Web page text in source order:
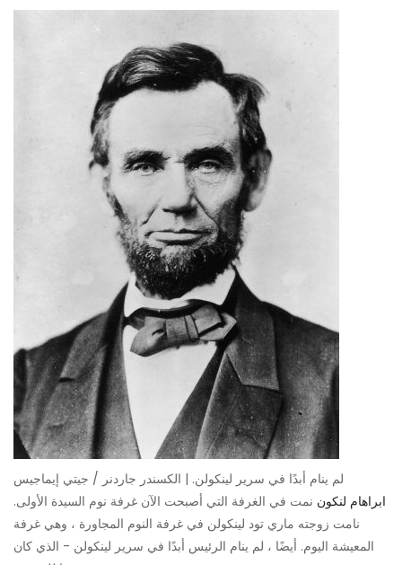
لم ينام أبدًا في سرير لينكولن. | الكسندر جاردنر / جيتي إيماجيس
ابراهام لنكون نمت في الغرفة التي أصبحت الآن غرفة نوم السيدة الأولى.
نامت زوجته ماري تود لينكولن في غرفة النوم المجاورة ، وهي غرفة
المعيشة اليوم. أيضًا ، لم ينام الرئيس أبدًا في سرير لينكولن - الذي كان